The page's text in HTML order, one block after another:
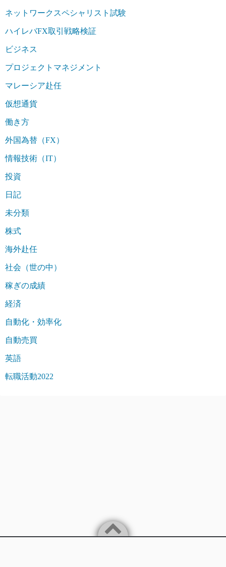
ネットワークスペシャリスト試験
ハイレバFX取引戦略検証
ビジネス
プロジェクトマネジメント
マレーシア赴任
仮想通貨
働き方
外国為替（FX）
情報技術（IT）
投資
日記
未分類
株式
海外赴任
社会（世の中）
稼ぎの成績
経済
自動化・効率化
自動売買
英語
転職活動2022